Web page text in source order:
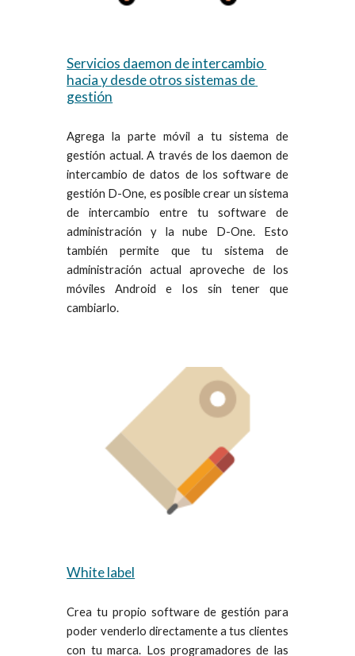
Servicios daemon de intercambio
hacia y desde otros sistemas de
gestión
Agrega la parte móvil a tu sistema de
gestión actual. A través de los daemon de
intercambio de datos de los software de
gestión D-One, es posible crear un sistema
de intercambio entre tu software de
administración y la nube D-One. Esto
también permite que tu sistema de
administración actual aproveche de los
móviles Android e Ios sin tener que
cambiarlo.
White label
Crea tu propio software de gestión para
poder venderlo directamente a tus clientes
con tu marca. Los programadores de las